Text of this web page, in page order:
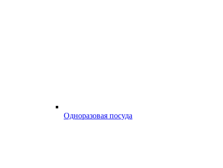
Одноразовая посуда